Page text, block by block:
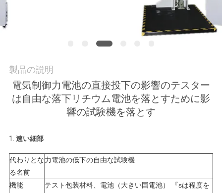
達
に
絡
し
い
ニ
製品の説明
電気制御力電池の直接投下の影響のテスター
は自由な落下リチウム電池を落とすために影
響の試験機を落とす
1. 速い細部
代わりとな
る名前
力電池の低下の自由な試験機
機能
テスト包装材料、電池（大きい国電池） 『sは程度を